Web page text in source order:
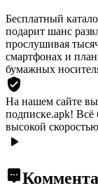
Бесплатный
подарит шанс
прослушивая
смартфонах и
бумажных
На нашем сайте
подписке.apk! Всё
высокой